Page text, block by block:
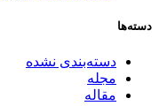
دسته‌ها
دسته‌بندی نشده
مجله
مقاله